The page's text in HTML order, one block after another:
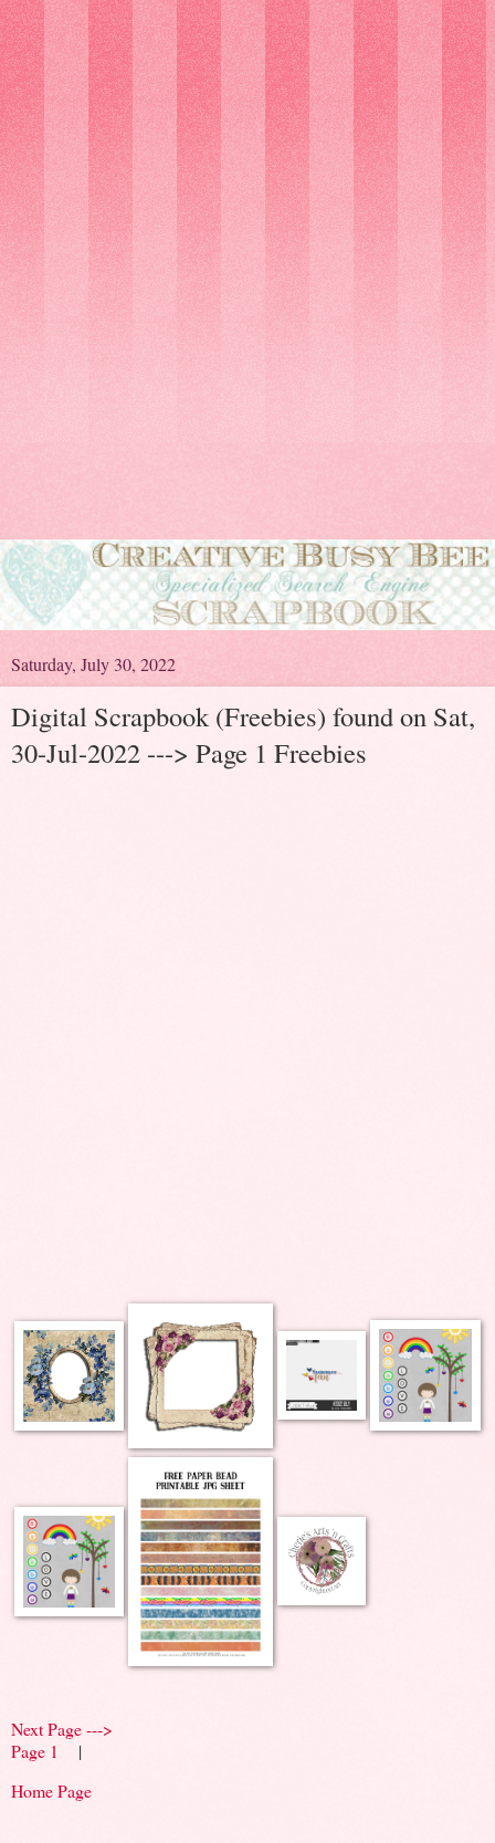
Saturday, July 30, 2022
Digital Scrapbook (Freebies) found on Sat,
30-Jul-2022 ---> Page 1 Freebies
Next Page --->
Page 1 |
Home Page